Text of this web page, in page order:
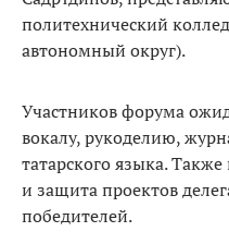
политехнический
автономный округ).
Участников форума
вокалу, рукоделию,
татарского языка.
и защита проектов
победителей.